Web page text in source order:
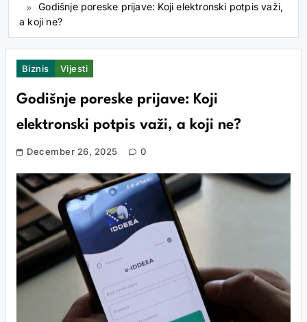
Godišnje poreske prijave: Koji elektronski potpis važi,
a koji ne?
Biznis Vijesti
Godišnje poreske prijave: Koji
elektronski potpis važi, a koji ne?
December 26, 2025 0